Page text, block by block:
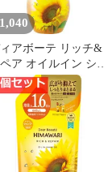
1,040
アボーテ リッチ&
ペア オイルイン シ
ー ボトル 500ml |
ワリ ノンシリコン
ミノ酸 ヘアケア うね
くせ毛 パサつき 湿